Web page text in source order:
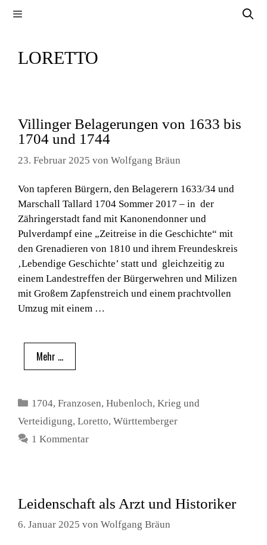
LORETTO
Villinger Belagerungen von 1633 bis
1704 und 1744
23. Februar 2025 von Wolfgang Bräun
Von tapferen Bürgern, den Belagerern 1633/34 und
Marschall Tallard 1704 Sommer 2017 – in der
Zähringerstadt fand mit Kanonendonner und
Pulverdampf eine „Zeitreise in die Geschichte“ mit
den Grenadieren von 1810 und ihrem Freundeskreis
‚Lebendige Geschichte’ statt und gleichzeitig zu
einem Landestreffen der Bürgerwehren und Milizen
mit Großem Zapfenstreich und einem prachtvollen
Umzug mit einem …
Mehr …
Kategorien
1704,Franzosen,Hubenloch,Krieg und
Verteidigung, Loretto, Württemberger
1 Kommentar
Leidenschaft als Arzt und Historiker
6. Januar 2025 von Wolfgang Bräun